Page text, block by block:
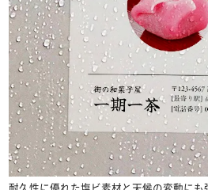
耐久性に優れた塩ビ素材と天候の変動に